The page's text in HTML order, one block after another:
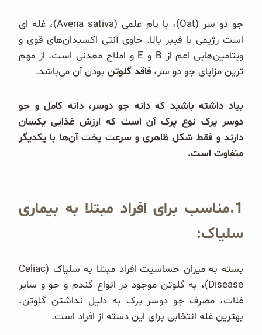
جو دو سر (Oat)، با نام علمی (Avena sativa)، غله ای
است رژیمی با فیبر بالا. حاوی آنتی اکسیدان‌های قوی و
ویتامین‌هایی اعم از B و E و املاح معدنی است. از مهم
ترین مزایای جو دو سر، فاقد گلوتن بودن آن می‌باشد.
بیاد داشته باشید که دانه جو دوسر، دانه کامل و جو
دوسر پرک نوع پرک آن است که ارزش غذایی یکسان
دارند و فقط شکل ظاهری و سرعت پخت آن‌ها با یکدیگر
متفاوت است.
1.مناسب برای افراد مبتلا به بیماری
سلیاک:
بسته به میزان حساسیت افراد مبتلا به سلیاک (Celiac
Disease)، به گلوتن موجود در انواع گندم و جو و سایر
غلات، مصرف جو دوسر پرک به دلیل نداشتن گلوتن،
بهترین غله انتخابی برای این دسته از افراد است.